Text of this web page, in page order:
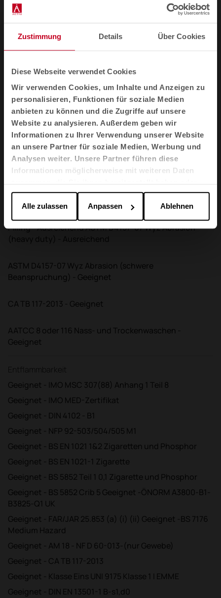
Zustimmung Details Über Cookies
Diese Webseite verwendet Cookies
Wir verwenden Cookies, um Inhalte und Anzeigen zu
personalisieren, Funktionen für soziale Medien
anbieten zu können und die Zugriffe auf unsere
Website zu analysieren. Außerdem geben wir
Informationen zu Ihrer Verwendung unserer Website
an unsere Partner für soziale Medien, Werbung und
Analysen weiter. Unsere Partner führen diese
Informationen möglicherweise mit weiteren Daten
zusammen, die Sie ihnen bereitgestellt haben oder
die sie im Rahmen Ihrer Nutzung der Dienste
gesammelt haben.
Alle zulassen Anpassen Ablehnen
4-5 (Skala 1-5, max. 5 - EN ISO 12945-2)
Lichtechtheit
5-7 (Skala 1-8, max. 8 - EN ISO 105 - B02)
Reibungskraft
4-5 (Skala 1-5, max. 5 - EN ISO 105X12 (nass/trocken))
Reinigung
Schrumpfung: max. 3,0%.
Schrumpfung: max. 5,0%.
US ACT
AATCC 16 Lichtechtheit - Ausreichend ASTM D3511
Pilling - Ausreichend ASTM D4157-07 Wyz Abrasion
ASTM D4157-07 Wyz Abrasion (schwere
Beanspruchung) - Geeignet
CA TB 117-2013 - Geeignet
AATCC 8 oder 116 Nass- und Trockenwaschen -
Geeignet
Entflammbarkeit
Geeignet - IMO MSC 307(88) Anhang 1 Teil 8
Geeignet - IMO MED-Zertifikat
Geeignet - DIN 4102 - B1
Geeignet - NFP 92-503/504/505 M1
Geeignet - BS EN 1021 1&2 Zigaretten und Phosphor
Geeignet - BS EN 1021-1 Zigarette
Geeignet - BS 5852 Teil 1 0,1 Zigarette und Phosphor
Geeignet - BS 5852 Crib 5 Geeignet -ÖNORM A3800-B1-
B3825-Q1 UK
Geeignet - FAR/JAR 25.853 (a) (i) (ii) Geeignet -BS 7176
Medium Hazard
Geeignet - AM 18 - NF D 60-013-(nur Gewebe)
Geeignet - CA TB 117-2013
Geeignet - Klasse Eins UNI 9175 Klasse 1 I EMME
Geeignet - DIN EN 13501-1 B-s1,d0